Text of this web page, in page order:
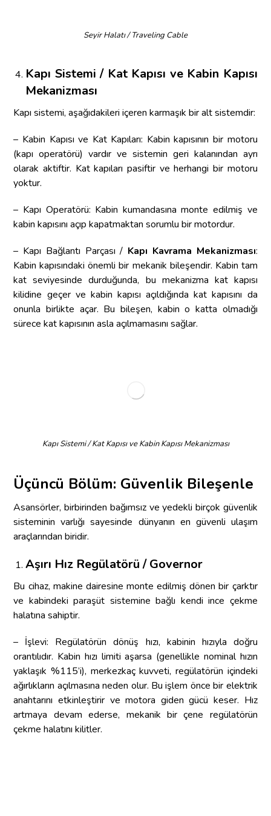
Seyir Halatı / Traveling Cable
Kapı Sistemi / Kat Kapısı ve Kabin Kapısı
Mekanizması
Kapı sistemi, aşağıdakileri içeren karmaşık bir alt sistemdir:
– Kabin Kapısı ve Kat Kapıları: Kabin kapısının bir motoru
(kapı operatörü) vardır ve sistemin geri kalanından ayrı
olarak aktiftir. Kat kapıları pasiftir ve herhangi bir motoru
yoktur.
– Kapı Operatörü: Kabin kumandasına monte edilmiş ve
kabin kapısını açıp kapatmaktan sorumlu bir motordur.
– Kapı Bağlantı Parçası / Kapı Kavrama Mekanizması:
Kabin kapısındaki önemli bir mekanik bileşendir. Kabin tam
kat seviyesinde durduğunda, bu mekanizma kat kapısı
kilidine geçer ve kabin kapısı açıldığında kat kapısını da
onunla birlikte açar. Bu bileşen, kabin o katta olmadığı
sürece kat kapısının asla açılmamasını sağlar.
Kapı Sistemi / Kat Kapısı ve Kabin Kapısı Mekanizması
Üçüncü Bölüm: Güvenlik Bileşenle
Asansörler, birbirinden bağımsız ve yedekli birçok güvenlik
sisteminin varlığı sayesinde dünyanın en güvenli ulaşım
araçlarından biridir.
Aşırı Hız Regülatörü / Governor
Bu cihaz, makine dairesine monte edilmiş dönen bir çarktır
ve kabindeki paraşüt sistemine bağlı kendi ince çekme
halatına sahiptir.
– İşlevi: Regülatörün dönüş hızı, kabinin hızıyla doğru
orantılıdır. Kabin hızı limiti aşarsa (genellikle nominal hızın
yaklaşık %115’i), merkezkaç kuvveti, regülatörün içindeki
ağırlıkların açılmasına neden olur. Bu işlem önce bir elektrik
anahtarını etkinleştirir ve motora giden gücü keser. Hız
artmaya devam ederse, mekanik bir çene regülatörün
çekme halatını kilitler.